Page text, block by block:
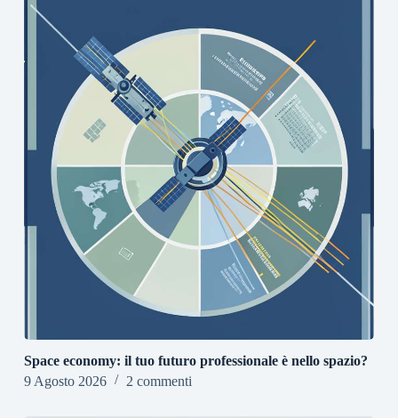
Space economy: il tuo futuro professionale è nello spazio?
9 Agosto 2026
2 commenti